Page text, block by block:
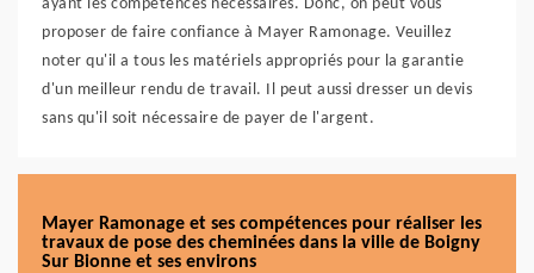
ayant les compétences nécessaires. Donc, on peut vous
proposer de faire confiance à Mayer Ramonage. Veuillez
noter qu'il a tous les matériels appropriés pour la garantie
d'un meilleur rendu de travail. Il peut aussi dresser un devis
sans qu'il soit nécessaire de payer de l'argent.
Mayer Ramonage et ses compétences pour réaliser les
travaux de pose des cheminées dans la ville de Boigny
Sur Bionne et ses environs